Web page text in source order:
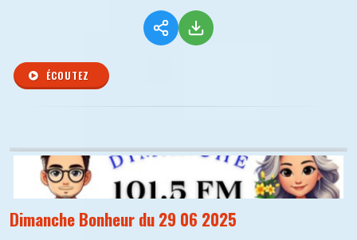
ÉCOUTEZ
Dimanche Bonheur du 29 06 2025